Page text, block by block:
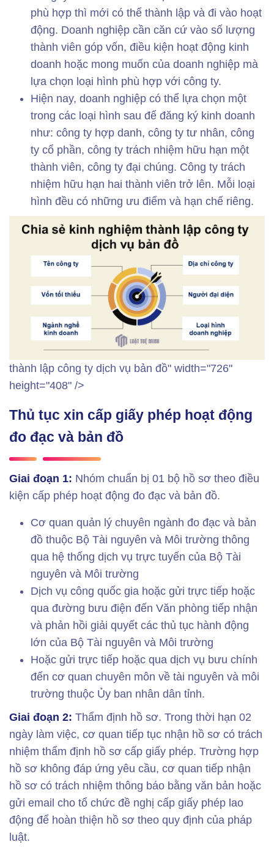
phù hợp thì mới có thể thành lập và đi vào hoạt
động. Doanh nghiệp cần căn cứ vào số lượng
thành viên góp vốn, điều kiện hoạt động kinh
doanh hoặc mong muốn của doanh nghiệp mà
lựa chọn loại hình phù hợp với công ty.
Hiện nay, doanh nghiệp có thể lựa chọn một
trong các loại hình sau để đăng ký kinh doanh
như: công ty hợp danh, công ty tư nhân, công
ty cổ phần, công ty trách nhiệm hữu hạn một
thành viên, công ty đại chúng. Công ty trách
nhiệm hữu hạn hai thành viên trở lên. Mỗi loại
hình đều có những ưu điểm và hạn chế riêng.
thành lập công ty dịch vụ bản đồ" width="726"
height="408" />
Thủ tục xin cấp giấy phép hoạt động
đo đạc và bản đồ
Giai đoạn 1: Nhóm chuẩn bị 01 bộ hồ sơ theo điều
kiện cấp phép hoạt động đo đạc và bản đồ.
Cơ quan quản lý chuyên ngành đo đạc và bản
đồ thuộc Bộ Tài nguyên và Môi trường thông
qua hệ thống dịch vụ trực tuyến của Bộ Tài
nguyên và Môi trường
Dịch vụ công quốc gia hoặc gửi trực tiếp hoặc
qua đường bưu điện đến Văn phòng tiếp nhận
và phản hồi giải quyết các thủ tục hành động
lớn của Bộ Tài nguyên và Môi trường
Hoặc gửi trực tiếp hoặc qua dịch vụ bưu chính
đến cơ quan chuyên môn về tài nguyên và môi
trường thuộc Ủy ban nhân dân tỉnh.
Giai đoạn 2: Thẩm định hồ sơ. Trong thời hạn 02
ngày làm việc, cơ quan tiếp tục nhận hồ sơ có trách
nhiệm thẩm định hồ sơ cấp giấy phép. Trường hợp
hồ sơ không đáp ứng yêu cầu, cơ quan tiếp nhận
hồ sơ có trách nhiệm thông báo bằng văn bản hoặc
gửi email cho tổ chức đề nghị cấp giấy phép lao
động để hoàn thiện hồ sơ theo quy định của pháp
luật.